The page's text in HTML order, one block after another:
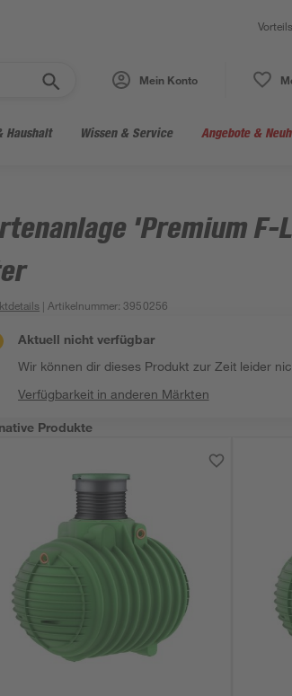
Mein Konto
Haushalt Wissen & Service Angebote &
'Premium F-
| Artikelnummer:3950256
Aktuell nicht verfügbar
Wir können dir dieses Produkt zur Zeit leider
Verfügbarkeit in anderen Märkten
Produkte